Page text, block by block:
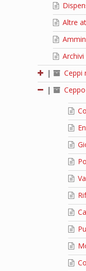
Altre
|
Ceppi
|